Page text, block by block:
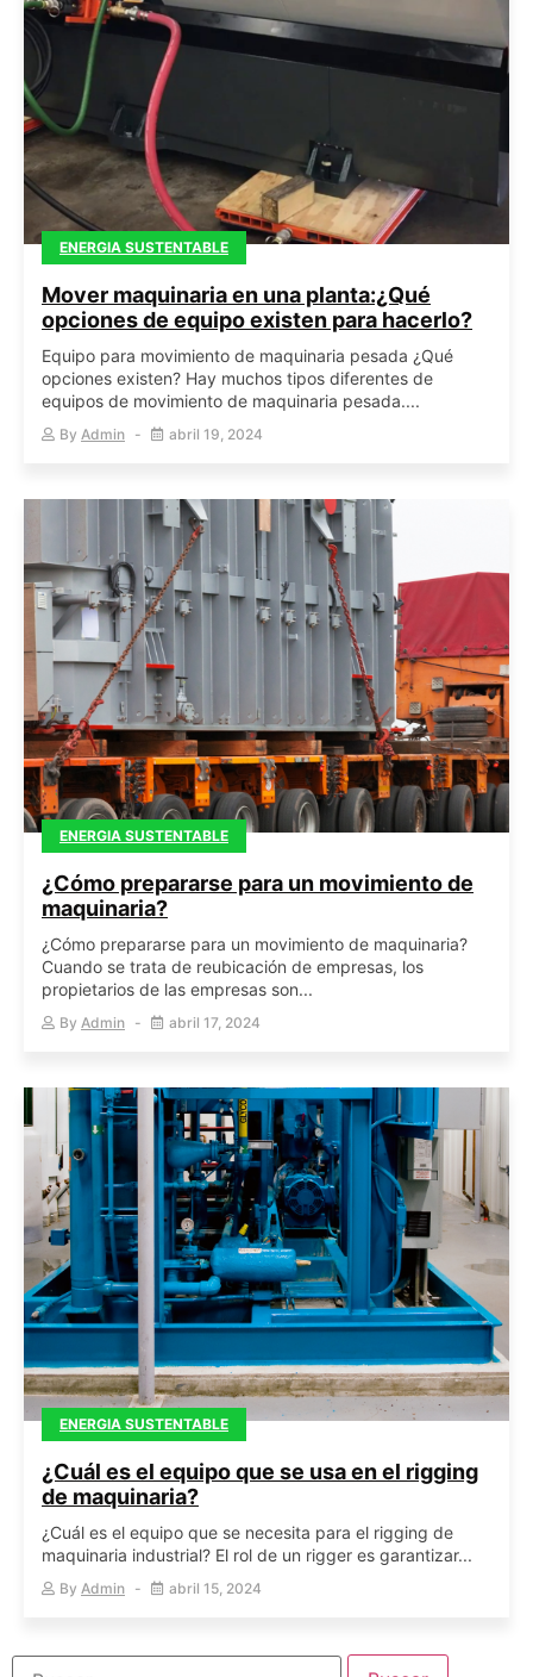
ENERGIA SUSTENTABLE
Mover maquinaria en una planta:¿Qué
opciones de equipo existen para hacerlo?
Equipo para movimiento de maquinaria pesada ¿Qué
opciones existen? Hay muchos tipos diferentes de
equipos de movimiento de maquinaria pesada....
By Admin abril 19, 2024
ENERGIA SUSTENTABLE
¿Cómo prepararse para un movimiento de
maquinaria?
¿Cómo prepararse para un movimiento de maquinaria?
Cuando se trata de reubicación de empresas, los
propietarios de las empresas son...
By Admin abril 17, 2024
ENERGIA SUSTENTABLE
¿Cuál es el equipo que se usa en el rigging
de maquinaria?
¿Cuál es el equipo que se necesita para el rigging de
maquinaria industrial? El rol de un rigger es garantizar...
By Admin abril 15, 2024